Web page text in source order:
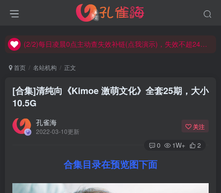
(2/2)每日凌晨0点主动查失效补链(点我演示)，失效不超24小时，
(2/2)每日凌晨0点主动查失效补链(点我演示)，失效不超24小时，
首页 名站机构 正文
[合集]清纯向《Kimoe 激萌文化》全套25期，大小
10.5G
孔雀海
2022-03-10更新
关注
0 1W+ 2
合集目录在预览图下面